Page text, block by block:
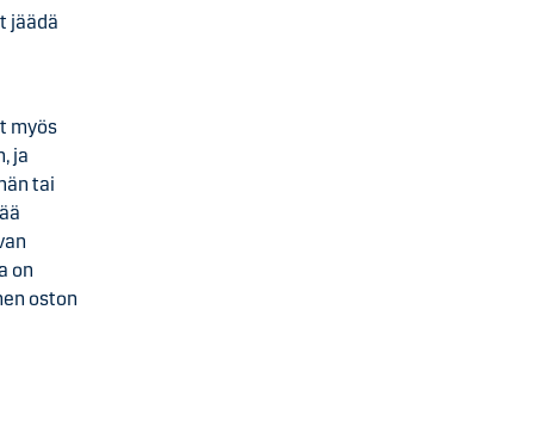
jäädä
myös
ja
tai
on
oston